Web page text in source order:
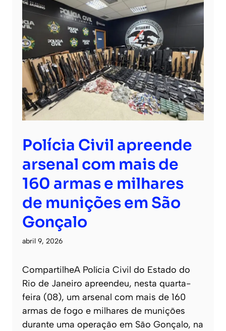
Polícia Civil apreende
arsenal com mais de
160 armas e milhares
de munições em São
Gonçalo
abril 9, 2026
CompartilheA Polícia Civil do Estado do
Rio de Janeiro apreendeu, nesta quarta-
feira (08), um arsenal com mais de 160
armas de fogo e milhares de munições
durante uma operação em São Gonçalo, na